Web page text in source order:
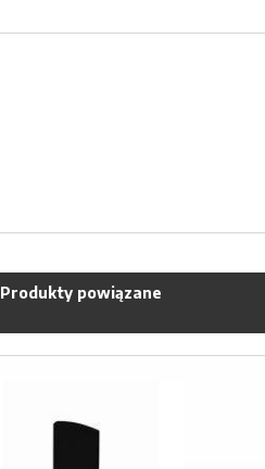
Produkty powiązane